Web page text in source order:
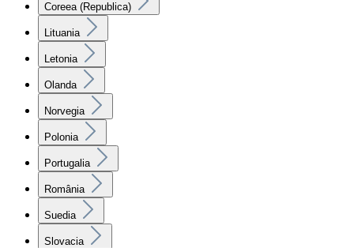
Coreea (Republica)
Lituania
Letonia
Olanda
Norvegia
Polonia
Portugalia
România
Suedia
Slovacia